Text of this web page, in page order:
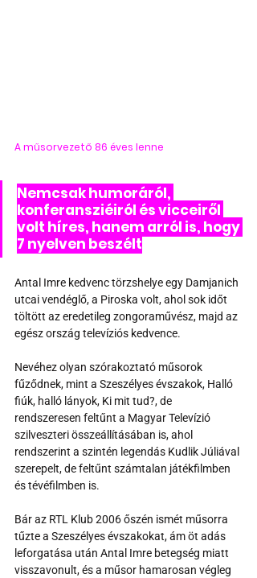
A műsorvezető 86 éves lenne
Nemcsak humoráról,
konferansziéiról és vicceiről
volt híres, hanem arról is, hogy
7 nyelven beszélt
Antal Imre kedvenc törzshelye egy Damjanich
utcai vendéglő, a Piroska volt, ahol sok időt
töltött az eredetileg zongoraművész, majd az
egész ország televíziós kedvence.
Nevéhez olyan szórakoztató műsorok
fűződnek, mint a Szeszélyes évszakok, Halló
fiúk, halló lányok, Ki mit tud?, de
rendszeresen feltűnt a Magyar Televízió
szilveszteri összeállításában is, ahol
rendszerint a szintén legendás Kudlik Júliával
szerepelt, de feltűnt számtalan játékfilmben
és tévéfilmben is.
Bár az RTL Klub 2006 őszén ismét műsorra
tűzte a Szeszélyes évszakokat, ám öt adás
leforgatása után Antal Imre betegség miatt
visszavonult, és a műsor hamarosan végleg